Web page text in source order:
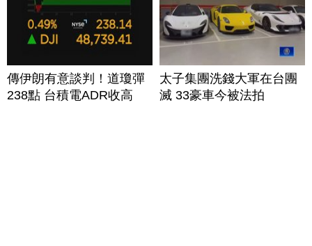
傳伊朗有意談判！道瓊彈
238點 台積電ADR收高
太子集團洗錢大軍在台團
滅 33豪車今被法拍